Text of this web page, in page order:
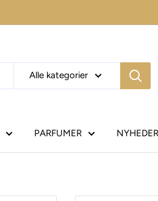
Alle kategorier
PARFUMER NYHEDER